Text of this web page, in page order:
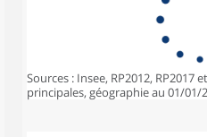
Sources : Insee, RP2012, RP2017
principales, géographie au 01/01/